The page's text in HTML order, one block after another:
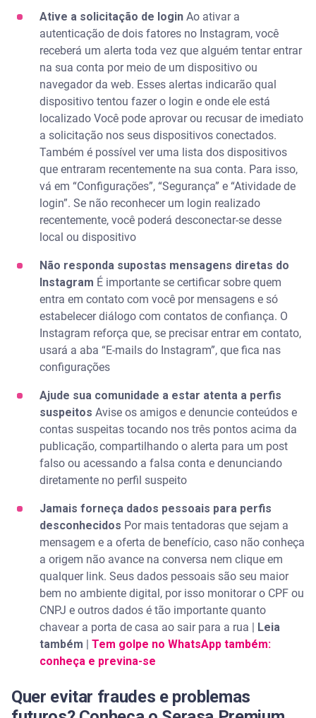
Ative a solicitação de login Ao ativar a
autenticação de dois fatores no Instagram, você
receberá um alerta toda vez que alguém tentar entrar
na sua conta por meio de um dispositivo ou
navegador da web. Esses alertas indicarão qual
dispositivo tentou fazer o login e onde ele está
localizado Você pode aprovar ou recusar de imediato
a solicitação nos seus dispositivos conectados.
Também é possível ver uma lista dos dispositivos
que entraram recentemente na sua conta. Para isso,
vá em “Configurações”, “Segurança” e “Atividade de
login”. Se não reconhecer um login realizado
recentemente, você poderá desconectar-se desse
local ou dispositivo
Não responda supostas mensagens diretas do
Instagram É importante se certificar sobre quem
entra em contato com você por mensagens e só
estabelecer diálogo com contatos de confiança. O
Instagram reforça que, se precisar entrar em contato,
usará a aba “E-mails do Instagram”, que fica nas
configurações
Ajude sua comunidade a estar atenta a perfis
suspeitos Avise os amigos e denuncie conteúdos e
contas suspeitas tocando nos três pontos acima da
publicação, compartilhando o alerta para um post
falso ou acessando a falsa conta e denunciando
diretamente no perfil suspeito
Jamais forneça dados pessoais para perfis
desconhecidos Por mais tentadoras que sejam a
mensagem e a oferta de benefício, caso não conheça
a origem não avance na conversa nem clique em
qualquer link. Seus dados pessoais são seu maior
bem no ambiente digital, por isso monitorar o CPF ou
CNPJ e outros dados é tão importante quanto
chavear a porta de casa ao sair para a rua |
Leia
também
Tem golpe no WhatsApp também:
conheça e previna-se
Quer evitar fraudes e problemas